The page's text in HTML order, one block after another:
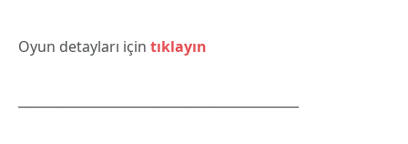
Oyun detayları için tıklayın